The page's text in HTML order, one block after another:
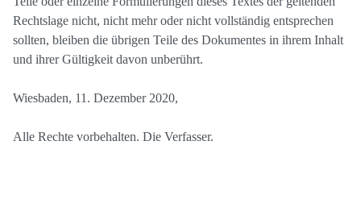
Rechtslage nicht, nicht mehr oder nicht vollständig entsprechen
sollten, bleiben die übrigen Teile des Dokumentes in ihrem Inhalt
und ihrer Gültigkeit davon unberührt.
Wiesbaden, 11. Dezember 2020,
Alle Rechte vorbehalten. Die Verfasser.